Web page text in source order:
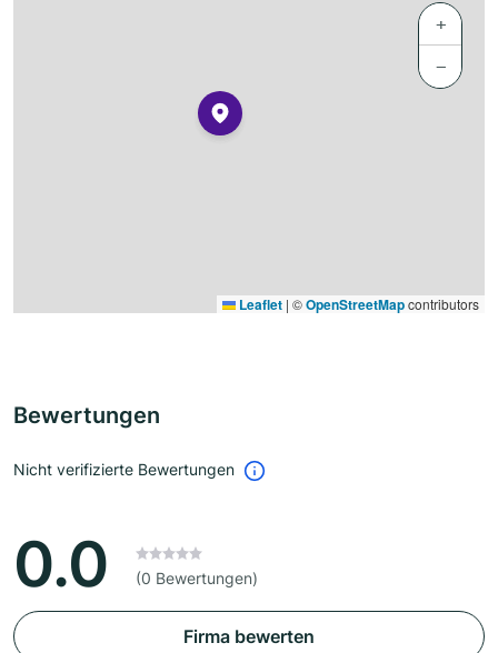
+
−
Leaflet | ©OpenStreetMapcontributors
Bewertungen
Nicht verifizierte Bewertungen
0.0 (0 Bewertungen)
Firma bewerten